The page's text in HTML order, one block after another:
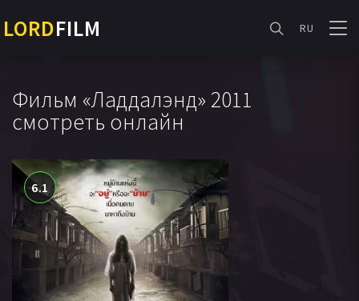
LORDFILM RU
Фильм «Ладдалэнд» 2011
смотреть онлайн
6.1